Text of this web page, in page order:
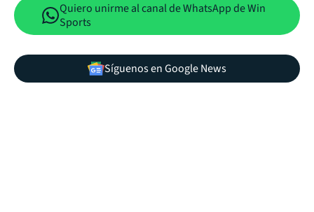
Quiero unirme al canal de WhatsApp de Win
Sports
Síguenos en Google News